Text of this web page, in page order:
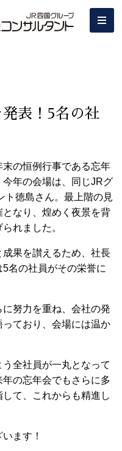
表！5名の社
の恒例行事である忘年
年の会場は、同じJRグ
ト徳島さん。最上階の見
なり、煌めく夜景を背
れました。
果を讃えるため、社長
名の社員がその栄誉に
努力を重ね、会社の発
ており、会場には温か
全社員が一丸となって
の忘年会でもさらに多
て、これからも精進し
ます！